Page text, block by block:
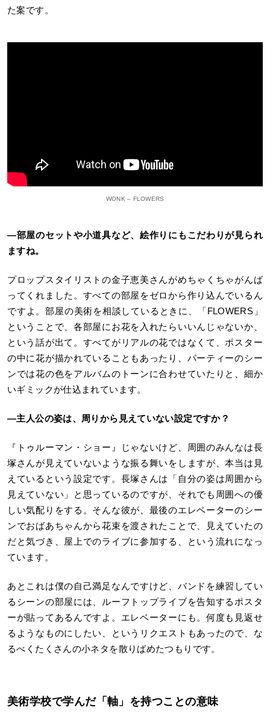
た案です。
WONK – FLOWERS
―部屋のセットや小道具など、絵作りにもこだわりが見られ
ますね。
プロップスタイリストの金子恵美さんがめちゃくちゃがんば
ってくれました。すべての部屋をゼロから作り込んでいるん
ですよ。部屋の美術を相談しているときに、「FLOWERS」
ということで、各部屋にお花を入れたらいいんじゃないか、
という話が出て。すべてがリアルの花ではなくて、ポスター
の中に花が描かれていることもあったり、パーティーのシー
ンでは花の色をアルバムのトーンに合わせていたりと、細か
いギミックが仕込まれています。
―主人公の姿は、周りから見えていない設定ですか？
『トゥルーマン・ショー』じゃないけど、周囲のみんなは長
塚さんが見えていないような振る舞いをしますが、本当は見
えているという設定です。長塚さんは「自分の姿は周囲から
見えていない」と思っているのですが、それでも周囲への優
しい気配りをする。そんな彼が、最後のエレベーターのシー
ンでおばあちゃんから花束を渡されたことで、見えていたの
だと気づき、屋上でのライブに参加する、という流れになっ
ています。
あとこれは僕の自己満足なんですけど、バンドを練習してい
るシーンの部屋には、ルーフトップライブを告知するポスタ
ーが貼ってあるんですよ。エレベーターにも。何度も見返せ
るようなものにしたい、というリクエストもあったので、な
るべくたくさんの小ネタを散りばめたつもりです。
美術学校で学んだ「軸」を持つことの意味